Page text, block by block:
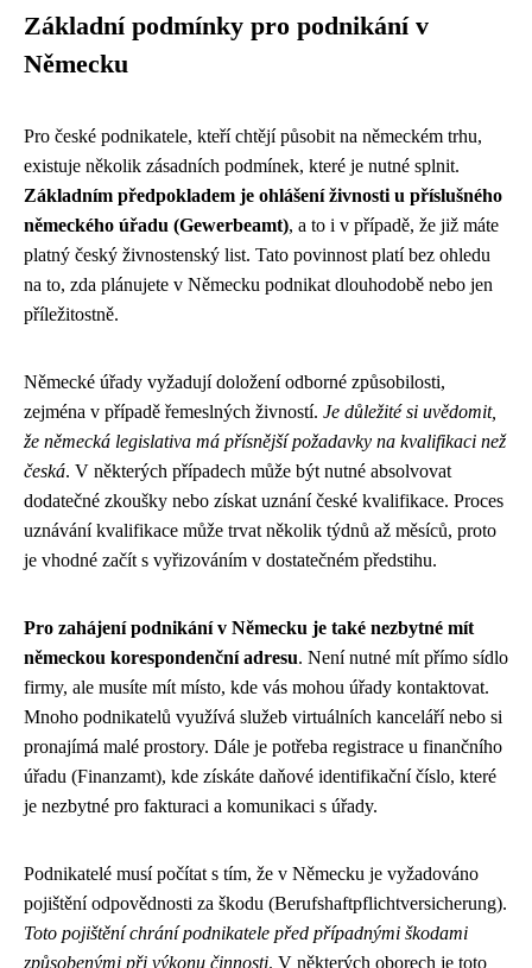
Základní podmínky pro podnikání v
Německu
Pro české podnikatele, kteří chtějí působit na německém trhu,
existuje několik zásadních podmínek, které je nutné splnit.
Základním předpokladem je ohlášení živnosti u příslušného
německého úřadu (Gewerbeamt), a to i v případě, že již máte
platný český živnostenský list. Tato povinnost platí bez ohledu
na to, zda plánujete v Německu podnikat dlouhodobě nebo jen
příležitostně.
Německé úřady vyžadují doložení odborné způsobilosti,
zejména v případě řemeslných živností. Je důležité si uvědomit,
že německá legislativa má přísnější požadavky na kvalifikaci než
česká. V některých případech může být nutné absolvovat
dodatečné zkoušky nebo získat uznání české kvalifikace. Proces
uznávání kvalifikace může trvat několik týdnů až měsíců, proto
je vhodné začít s vyřizováním v dostatečném předstihu.
Pro zahájení podnikání v Německu je také nezbytné mít
německou korespondenční adresu. Není nutné mít přímo sídlo
firmy, ale musíte mít místo, kde vás mohou úřady kontaktovat.
Mnoho podnikatelů využívá služeb virtuálních kanceláří nebo si
pronajímá malé prostory. Dále je potřeba registrace u finančního
úřadu (Finanzamt), kde získáte daňové identifikační číslo, které
je nezbytné pro fakturaci a komunikaci s úřady.
Podnikatelé musí počítat s tím, že v Německu je vyžadováno
pojištění odpovědnosti za škodu (Berufshaftpflichtversicherung).
Toto pojištění chrání podnikatele před případnými škodami
způsobenými při výkonu činnosti. V některých oborech je toto